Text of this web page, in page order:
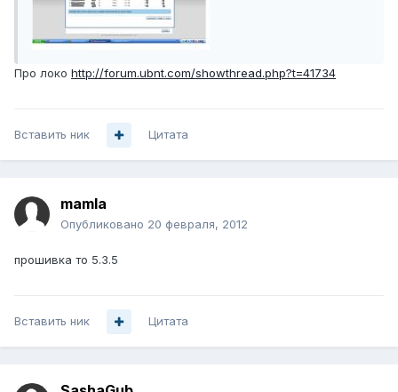
Про локо http://forum.ubnt.com/showthread.php?t=41734
Вставить ник Цитата
mamla
Опубликовано 20 февраля, 2012
прошивка то 5.3.5
Вставить ник Цитата